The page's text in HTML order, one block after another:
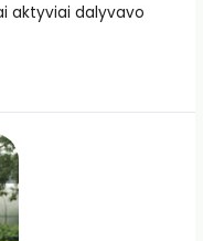
aktyviai dalyvavo